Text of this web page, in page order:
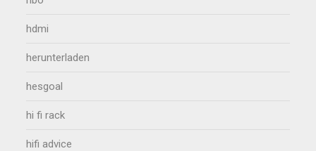
hdmi
herunterladen
hesgoal
hi fi rack
hifi advice